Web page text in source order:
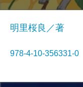
明里桜良／著
978-4-10-